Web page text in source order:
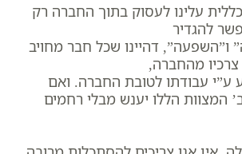
עלינו לעסוק בתוך החברה רק
להגדיר
ו”השפעה”, דהיינו שכל חבר מחויב
מהחברה,
ע”י עבודתו לטובת החברה. ואם
המצוות הללו יענש מבלי רחמים